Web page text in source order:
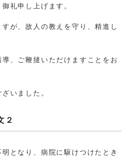
礼申し上げます。
が、故人の教えを守り、精進し
、ご鞭撻いただけますことをお
いました。
２
となり、病院に駆けつけたとき